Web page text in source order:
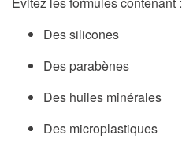
Des silicones
Des parabènes
Des huiles minérales
Des microplastiques